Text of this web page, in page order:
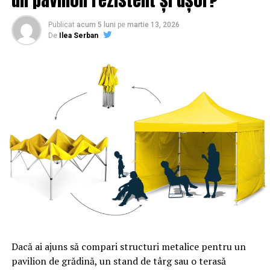
ARTICOLE PE ACEIASI TEMA: PRIMA
URMATORUL
Un proxenet mort a câștigat alegerile pentru un post de
S-a aflat! Cine îi plătește pe jurnaliștii de la RISE
Project | Sibiul de AZI
Publicat acum 5 luni pe martie 13, 2026
De
Ilea Serban
Dacă ai ajuns să compari structuri metalice pentru un
pavilion de grădină, un stand de târg sau o terasă